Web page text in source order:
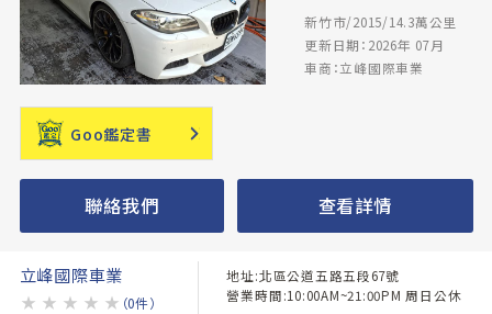
新竹市/2015/14.3萬公里
更新日期：2026年 07月
車商：立峰國際車業
Goo鑑定書
聯絡我們 查看詳情
立峰國際車業
★ ★ ★ ★ ★ （0件）
地址:北區公道五路五段67號
營業時間:10:00AM~21:00PM 周日公休